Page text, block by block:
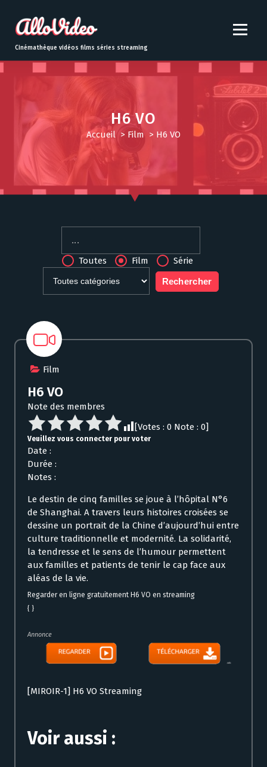
t
o
Cinémathèque vidéos films séries streaming
H6 VO
Accueil> Film > H6 VO
Toutes Film Série
Film
H6 VO
Note des membres
[Votes : 0 Note : 0]
Veuillez vous connecter pour voter
Date :
Durée :
Notes :
Le destin de cinq familles se joue à l’hôpital N°6
de Shanghai. A travers leurs histoires croisées se
dessine un portrait de la Chine d’aujourd’hui entre
culture traditionnelle et modernité. La solidarité,
la tendresse et le sens de l’humour permettent
aux familles et patients de tenir le cap face aux
aléas de la vie.
Regarder en ligne gratuitement H6 VO en streaming
{ }
Annonce
[MIROIR-1] H6 VO Streaming
Voir aussi :